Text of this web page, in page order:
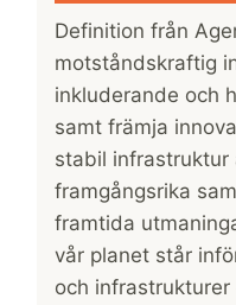
Definition från
motståndskraftig
inkluderande och
samt främja
stabil infrastruktur
framgångsrika
framtida
vår planet står
och